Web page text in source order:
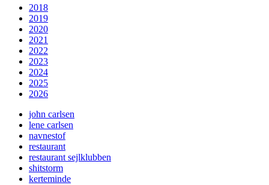
2018
2019
2020
2021
2022
2023
2024
2025
2026
john carlsen
lene carlsen
navnestof
restaurant
restaurant sejlklubben
shitstorm
kerteminde